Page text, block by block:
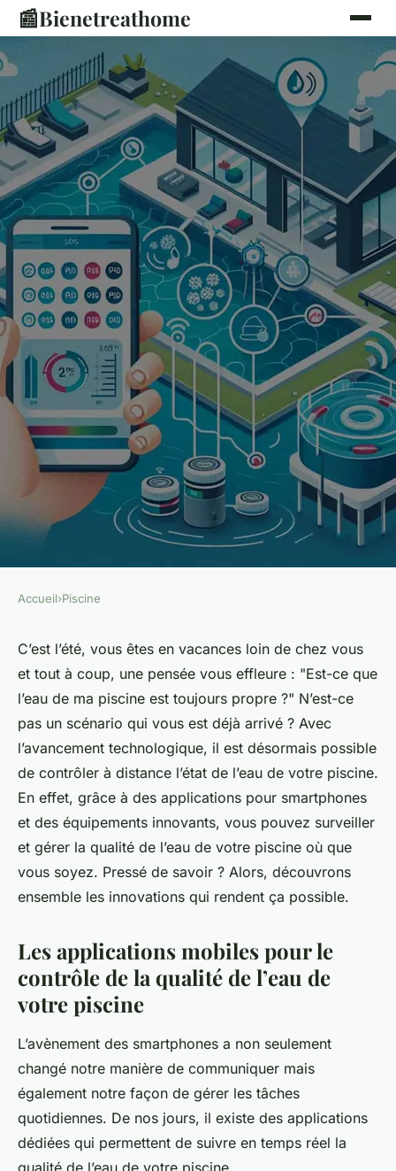
📰Bienetreathome
Quelles innovations
permettent une gestion à
distance de la qualité de l'eau
de votre piscine via
smartphone ?
Accueil›Piscine
C’est l’été, vous êtes en vacances loin de chez vous
et tout à coup, une pensée vous effleure : "Est-ce que
l’eau de ma piscine est toujours propre ?" N’est-ce
pas un scénario qui vous est déjà arrivé ? Avec
l’avancement technologique, il est désormais possible
de contrôler à distance l’état de l’eau de votre piscine.
En effet, grâce à des applications pour smartphones
et des équipements innovants, vous pouvez surveiller
et gérer la qualité de l’eau de votre piscine où que
vous soyez. Pressé de savoir ? Alors, découvrons
ensemble les innovations qui rendent ça possible.
Les applications mobiles pour le
contrôle de la qualité de l’eau de
votre piscine
L’avènement des smartphones a non seulement
changé notre manière de communiquer mais
également notre façon de gérer les tâches
quotidiennes. De nos jours, il existe des applications
dédiées qui permettent de suivre en temps réel la
qualité de l’eau de votre piscine.